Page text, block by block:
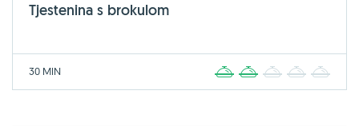
Tjestenina s brokulom
30 MIN 2 3 4